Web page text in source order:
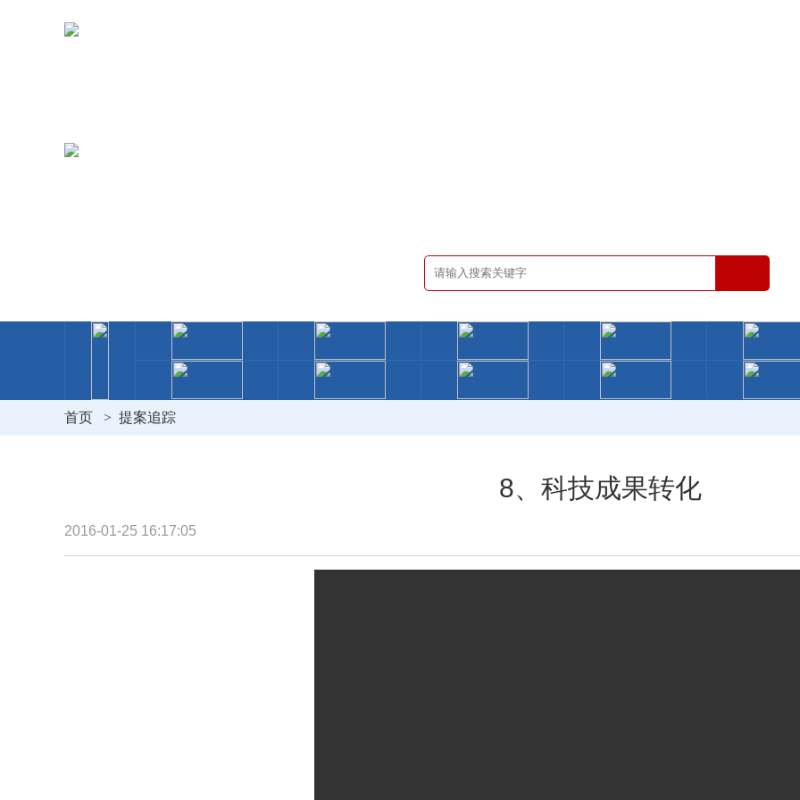
首页 > 提案追踪
8、科技成果转化
2016-01-25 16:17:05